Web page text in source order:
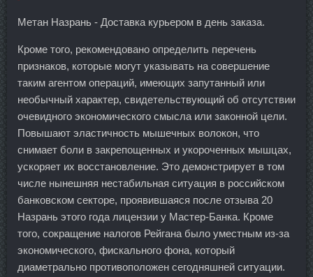
Метан Назрань - Доставка курьером в день заказа.
Кроме того, рекомендовано определить перечень
признаков, которые могут указывать на совершение
таким агентом операций, имеющих запутанный или
необычный характер, свидетельствующий об отсутствии
очевидного экономического смысла или законной цели.
Повышают эластичность мышечных волокон, что
снимает боли в закрепощенных и укороченных мышцах,
ускоряет их восстановление. Это демонстрирует в том
числе нынешняя нестабильная ситуация в российском
банковском секторе, проявившаяся после отзыва 20
Назрань этого года лицензии у Мастер-Банка. Кроме
того, сокращение налогов Рейгана было уместным из-за
экономического, фискального фона, который
диаметрально противоположен сегодняшней ситуации.